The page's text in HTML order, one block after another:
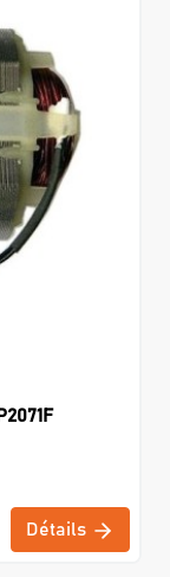
Détails